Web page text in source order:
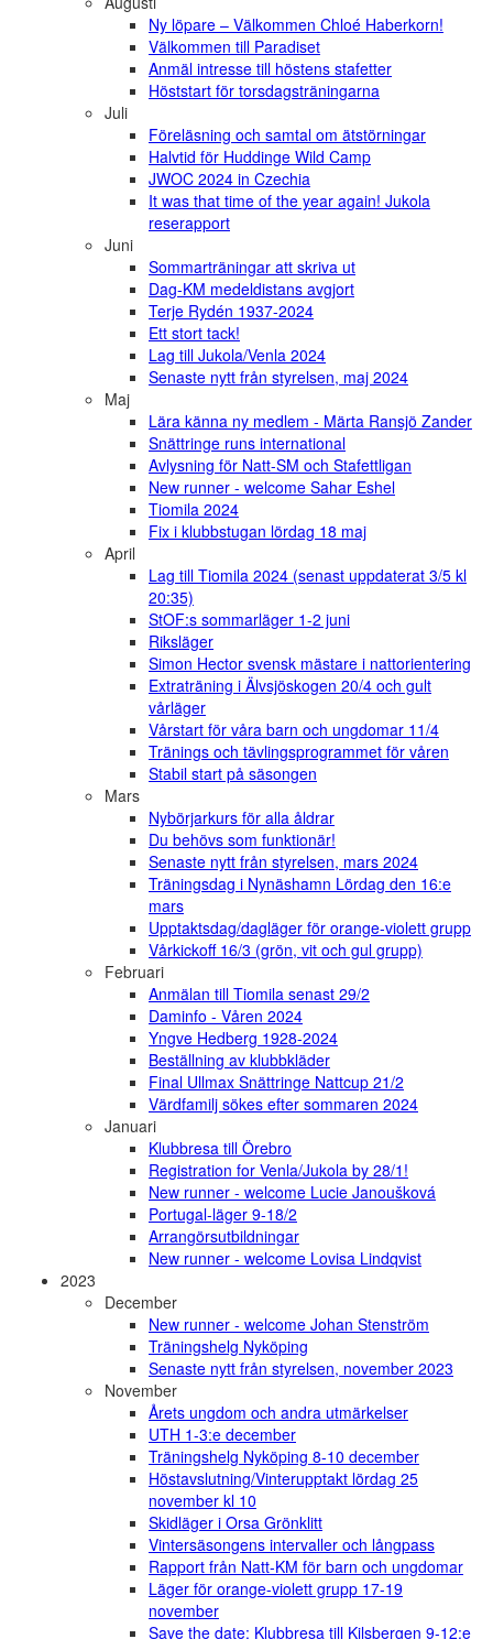
Ny löpare – Välkommen Chloé Haberkorn!
Välkommen till Paradiset
Anmäl intresse till höstens stafetter
Höststart för torsdagsträningarna
Juli
Föreläsning och samtal om ätstörningar
Halvtid för Huddinge Wild Camp
JWOC 2024 in Czechia
It was that time of the year again! Jukola
reserapport
Juni
Sommarträningar att skriva ut
Dag-KM medeldistans avgjort
Terje Rydén 1937-2024
Ett stort tack!
Lag till Jukola/Venla 2024
Senaste nytt från styrelsen, maj 2024
Maj
Lära känna ny medlem - Märta Ransjö Zander
Snättringe runs international
Avlysning för Natt-SM och Stafettligan
New runner - welcome Sahar Eshel
Tiomila 2024
Fix i klubbstugan lördag 18 maj
April
Lag till Tiomila 2024 (senast uppdaterat 3/5 kl
20:35)
StOF:s sommarläger 1-2 juni
Riksläger
Simon Hector svensk mästare i nattorientering
Extraträning i Älvsjöskogen 20/4 och gult
vårläger
Vårstart för våra barn och ungdomar 11/4
Tränings och tävlingsprogrammet för våren
Stabil start på säsongen
Mars
Nybörjarkurs för alla åldrar
Du behövs som funktionär!
Senaste nytt från styrelsen, mars 2024
Träningsdag i Nynäshamn Lördag den 16:e
mars
Upptaktsdag/dagläger för orange-violett grupp
Vårkickoff 16/3 (grön, vit och gul grupp)
Februari
Anmälan till Tiomila senast 29/2
Daminfo - Våren 2024
Yngve Hedberg 1928-2024
Beställning av klubbkläder
Final Ullmax Snättringe Nattcup 21/2
Värdfamilj sökes efter sommaren 2024
Januari
Klubbresa till Örebro
Registration for Venla/Jukola by 28/1!
New runner - welcome Lucie Janoušková
Portugal-läger 9-18/2
Arrangörsutbildningar
New runner - welcome Lovisa Lindqvist
2023
December
New runner - welcome Johan Stenström
Träningshelg Nyköping
Senaste nytt från styrelsen, november 2023
November
Årets ungdom och andra utmärkelser
UTH 1-3:e december
Träningshelg Nyköping 8-10 december
Höstavslutning/Vinterupptakt lördag 25
november kl 10
Skidläger i Orsa Grönklitt
Vintersäsongens intervaller och långpass
Rapport från Natt-KM för barn och ungdomar
Läger för orange-violett grupp 17-19
november
Save the date: Klubbresa till Kilsbergen 9-12:e